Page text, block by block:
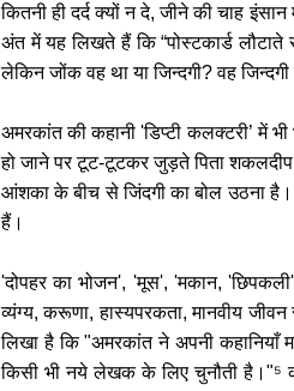
कितनी ही दर्द क्यों न दे, जीने की चाह
अंत में यह लिखते हैं कि “पोस्टकार्ड
लेकिन जोंक वह था या जिन्दगी? वह
अमरकांत की कहानी 'डिप्टी कलक्टरी’ में
हो जाने पर टूट-टूटकर जुड़ते पिता शकलदीप
आंशका के बीच से जिंदगी का बोल उठना है।
हैं।
'दोपहर का भोजन', 'मूस', 'मकान,
व्यंग्य, करूणा, हास्यपरकता, मानवीय
लिखा है कि "अमरकांत ने अपनी कहानियाँ
किसी भी नये लेखक के लिए चुनौती है।"⁵